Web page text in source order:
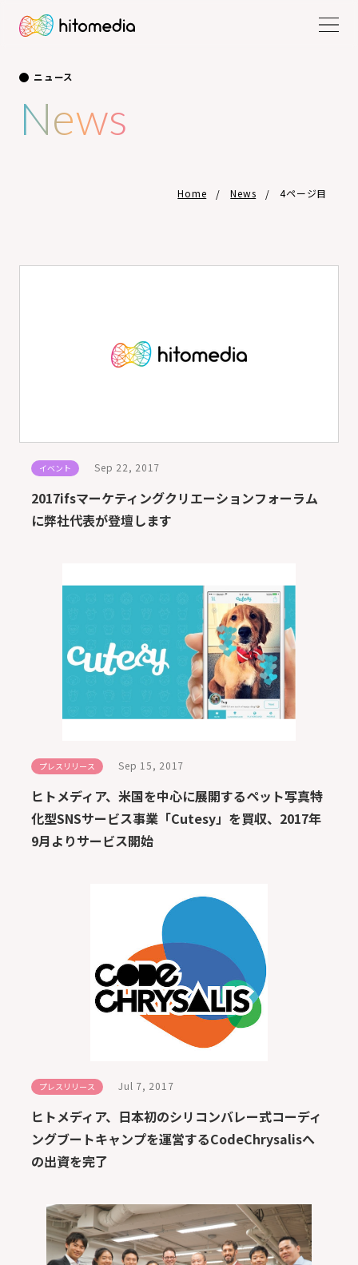
ニュース
News
Home News 4ページ目
イベント Sep 22, 2017
2017ifsマーケティングクリエーションフォーラム
に弊社代表が登壇します
プレスリリース Sep 15, 2017
ヒトメディア、米国を中心に展開するペット写真特
化型SNSサービス事業「Cutesy」を買収、2017年
9月よりサービス開始
プレスリリース Jul 7, 2017
ヒトメディア、日本初のシリコンバレー式コーディ
ングブートキャンプを運営するCodeChrysalisへ
の出資を完了